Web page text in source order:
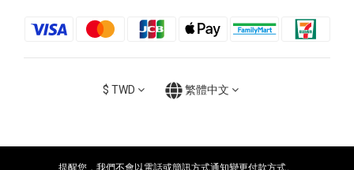
$ TWD 繁體中文
提醒您，我們不會以電話或簡訊方式通知變更付款方式。